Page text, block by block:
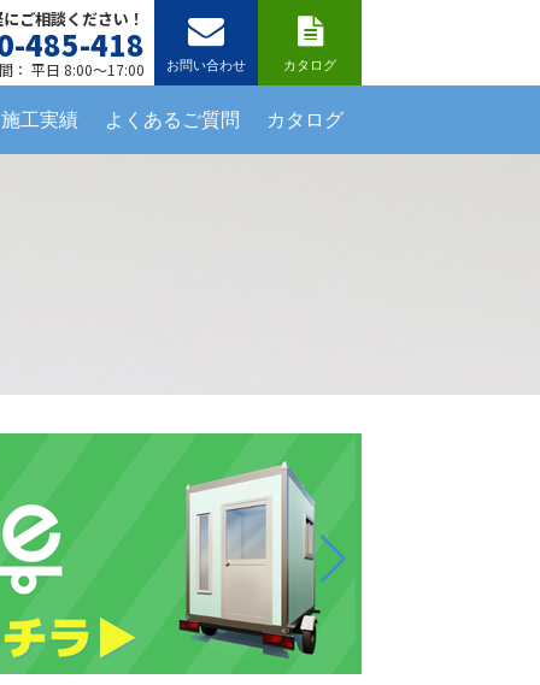
ご相談ください！
485-418
： 平日 8:00～17:00 お問い合わせ カタログ
施工実績 よくあるご質問 カタログ